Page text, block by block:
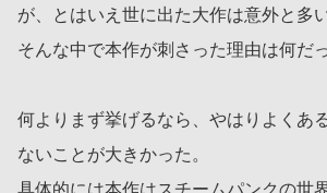
が、とはいえ世に出た大作は意外と多い
そんな中で本作が刺さった理由は何だ
何よりまず挙げるなら、やはりよくあ
ないことが大きかった。
具体的には本作はスチームパンクの世